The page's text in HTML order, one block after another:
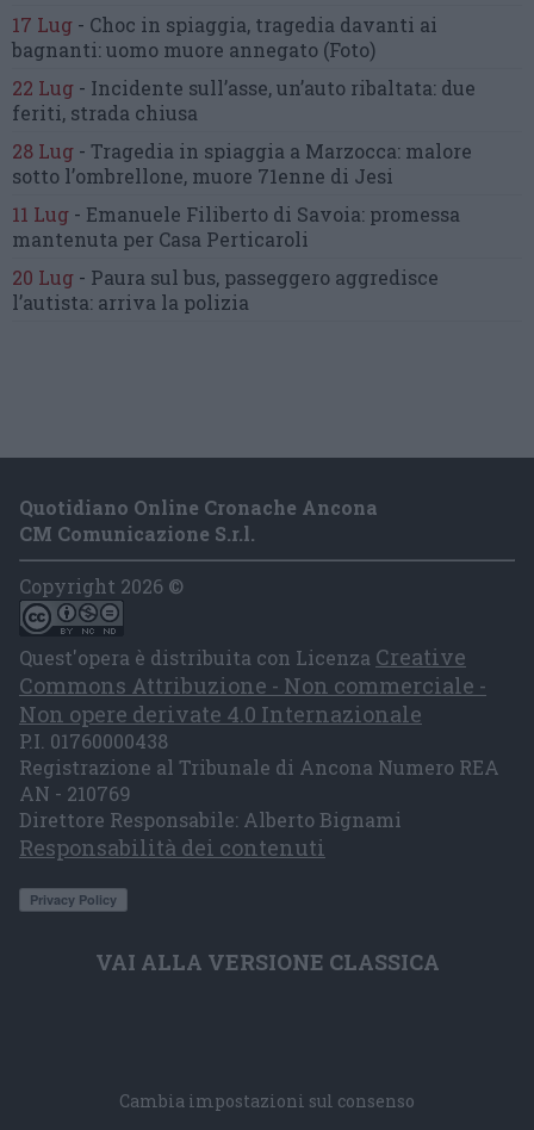
17 Lug - Choc in spiaggia, tragedia davanti ai
bagnanti:uomo muore annegato (Foto)
22 Lug - Incidente sull’asse, un’auto ribaltata: due
feriti, strada chiusa
28 Lug - Tragedia in spiaggia a Marzocca: malore
sotto l’ombrellone, muore 71enne di Jesi
11 Lug - Emanuele Filiberto di Savoia: promessa
mantenuta per Casa Perticaroli
20 Lug - Paura sul bus, passeggero aggredisce
l’autista: arriva la polizia
Quotidiano Online Cronache Ancona
CM Comunicazione S.r.l.
Copyright 2026 ©
Quest'opera è distribuita con Licenza Creative
Commons Attribuzione - Non commerciale -
Non opere derivate 4.0 Internazionale
P.I. 01760000438
Registrazione al Tribunale di Ancona Numero REA
AN - 210769
Direttore Responsabile: Alberto Bignami
Responsabilità dei contenuti
VAI ALLA VERSIONE CLASSICA
Cambia impostazioni sul consenso